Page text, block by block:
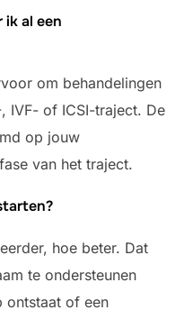
ik al een
om behandelingen
IVF- of ICSI-traject. De
op jouw
van het traject.
hoe beter. Dat
te ondersteunen
ontstaat of een